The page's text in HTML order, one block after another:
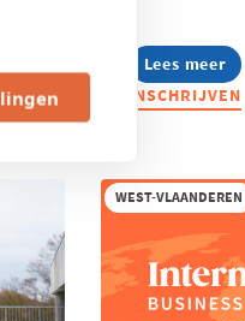
Lees meer
about
Jong
Voka
Roots.
Reinvented.
INSCHRIJVEN
WEST-VLAANDEREN